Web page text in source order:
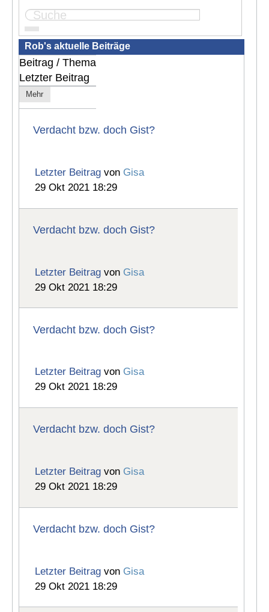
Rob's aktuelle Beiträge
Beitrag / Thema
Letzter Beitrag
Mehr
Verdacht bzw. doch Gist?
Letzter Beitrag von Gisa
29 Okt 2021 18:29
Verdacht bzw. doch Gist?
Letzter Beitrag von Gisa
29 Okt 2021 18:29
Verdacht bzw. doch Gist?
Letzter Beitrag von Gisa
29 Okt 2021 18:29
Verdacht bzw. doch Gist?
Letzter Beitrag von Gisa
29 Okt 2021 18:29
Verdacht bzw. doch Gist?
Letzter Beitrag von Gisa
29 Okt 2021 18:29